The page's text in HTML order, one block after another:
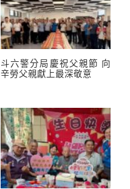
斗六警分局慶祝父親節 向
辛勞父親獻上最深敬意